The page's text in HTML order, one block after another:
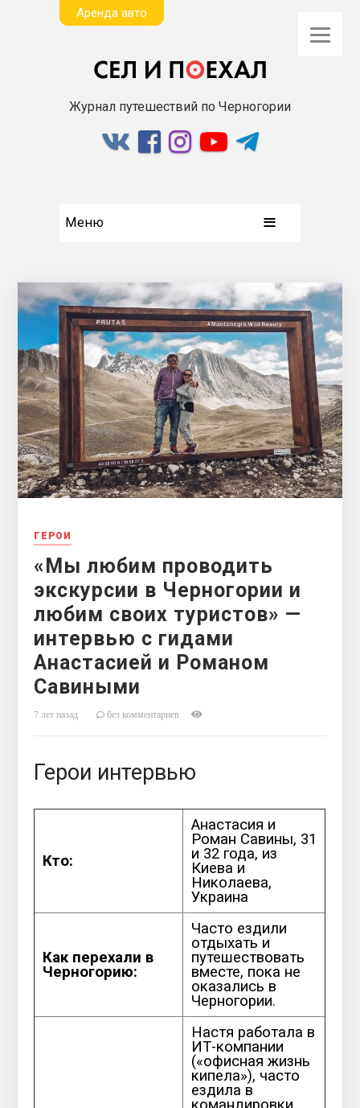
Aренда авто
Журнал путешествий по Черногории
Меню
ГЕРОИ
«Мы любим проводить
экскурсии в Черногории и
любим своих туристов» —
интервью с гидами
Анастасией и Романом
Савиными
7 лет назад без комментариев
Герои интервью
Кто:
Анастасия и
Роман Савины, 31
и 32 года, из
Киева и
Николаева,
Украина
Как перехали в
Черногорию:
Часто ездили
отдыхать и
путешествовать
вместе, пока не
оказались в
Черногории.
Настя работала в
ИТ-компании
(«офисная жизнь
кипела»), часто
ездила в